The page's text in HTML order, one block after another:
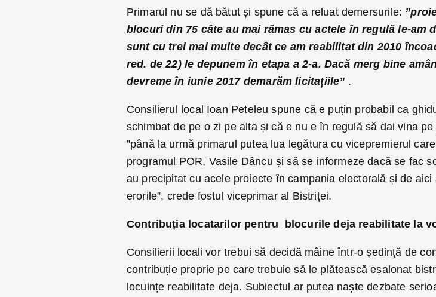
Primarul nu se dă bătut și spune că a reluat demersurile:
blocuri din 75 câte au mai rămas cu actele în regulă le-am
sunt cu trei mai multe decât ce am reabilitat din 2010
red. de 22) le depunem în etapa a 2-a. Dacă merg bine
devreme în iunie 2017 demarăm licitațiile” .
Consilierul local Ioan Peteleu spune că e puțin probabil ca
schimbat de pe o zi pe alta și că e nu e în regulă să dai vina
”până la urmă primarul putea lua legătura cu vicepremierul
programul POR, Vasile Dâncu și să se informeze dacă se fac
au precipitat cu acele proiecte în campania electorală și de aici
erorile”, crede fostul viceprimar al Bistriței.
Contribuția locatarilor pentru blocurile deja reabilitate la
Consilierii locali vor trebui să decidă mâine într-o ședință de
contribuție proprie pe care trebuie să le plătească eșalonat
locuințe reabilitate deja. Subiectul ar putea naște dezbate